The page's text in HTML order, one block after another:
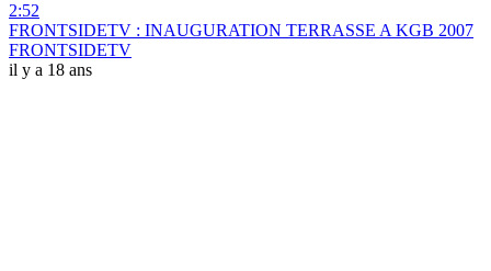
2:52
FRONTSIDETV : INAUGURATION TERRASSE A KGB 2007
FRONTSIDETV
il y a 18 ans